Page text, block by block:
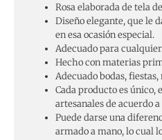
Rosa elaborada de tela
Diseño elegante, que le
en esa ocasión especial.
Adecuado para
Hecho con materias
Adecuado bodas,
Cada producto es único,
artesanales de acuerdo
Puede darse una
armado a mano, lo cual